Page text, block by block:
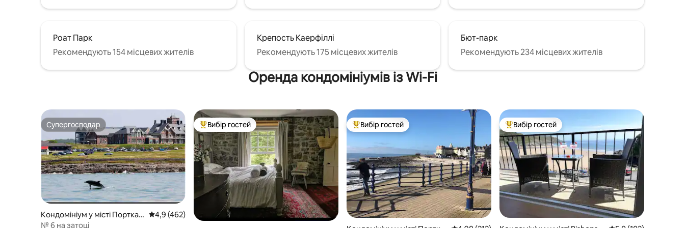
Роат Парк
Рекомендують 154 місцевих жителів
Крепость Каерфіллі
Рекомендують 175 місцевих жителів
Бют-парк
Рекомендують 234 місцевих жителів
Оренда кондомініумів із Wi-Fi
Супергосподар
Супергосподар
Кондомініум у місті Порткaw
l
Середня оцінка: 4,9 з 5, відгуки: 462
4,9 (462)
№ 6 на затоці
Топ вибір гостей
Вибір гостей Топ вибір гостей
Вибір гостей Топ вибір гостей
Вибір гостей